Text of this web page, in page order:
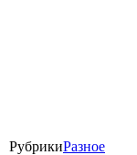
РубрикиРазное